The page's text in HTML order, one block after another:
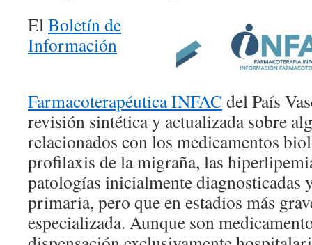
ElBoletín de
Información
Farmacoterapéutica INFAC del País
revisión sintética y actualizada sobre
relacionados con los medicamentos
profilaxis de la migraña, las
patologías inicialmente diagnosticadas
primaria, pero que en estadios más
especializada. Aunque son